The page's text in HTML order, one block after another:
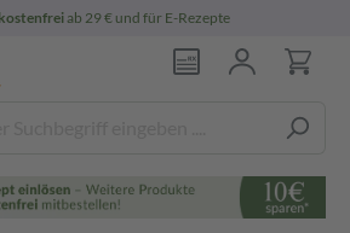
pharmazeutische Beratung